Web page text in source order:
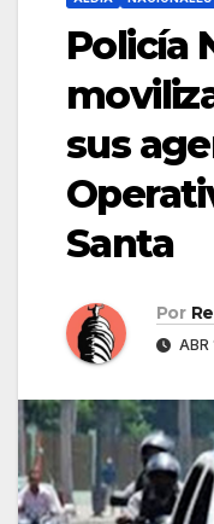
Policía
sus
Santa
Por
ABR